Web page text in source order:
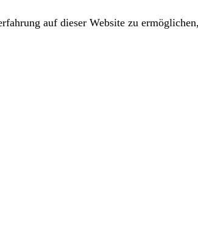
auf dieser Website zu